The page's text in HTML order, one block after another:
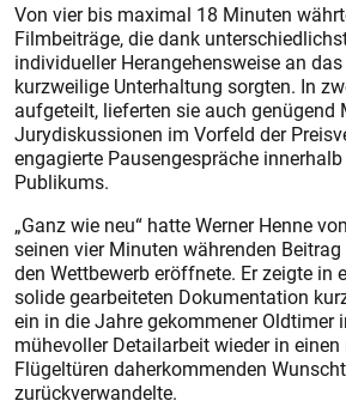
Von vier bis maximal 18 Minuten
Filmbeiträge, die dank
individueller Herangehensweise an
kurzweilige Unterhaltung sorgten. In
aufgeteilt, lieferten sie auch
Jurydiskussionen im Vorfeld der
engagierte Pausengespräche
Publikums.
„Ganz wie neu“ hatte Werner Henne
seinen vier Minuten währenden
den Wettbewerb eröffnete. Er zeigte in
solide gearbeiteten Dokumentation
ein in die Jahre gekommener Oldtimer
mühevoller Detailarbeit wieder in
Flügeltüren daherkommenden
zurückverwandelte.